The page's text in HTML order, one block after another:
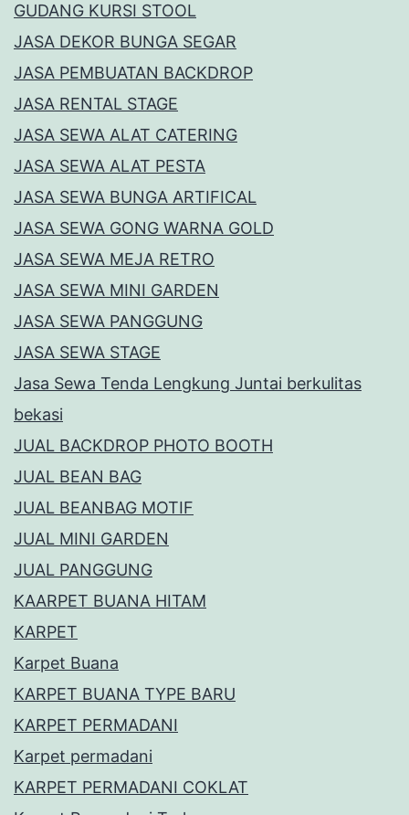
GUDANG KURSI STOOL
JASA DEKOR BUNGA SEGAR
JASA PEMBUATAN BACKDROP
JASA RENTAL STAGE
JASA SEWA ALAT CATERING
JASA SEWA ALAT PESTA
JASA SEWA BUNGA ARTIFICAL
JASA SEWA GONG WARNA GOLD
JASA SEWA MEJA RETRO
JASA SEWA MINI GARDEN
JASA SEWA PANGGUNG
JASA SEWA STAGE
Jasa Sewa Tenda Lengkung Juntai berkulitas
bekasi
JUAL BACKDROP PHOTO BOOTH
JUAL BEAN BAG
JUAL BEANBAG MOTIF
JUAL MINI GARDEN
JUAL PANGGUNG
KAARPET BUANA HITAM
KARPET
Karpet Buana
KARPET BUANA TYPE BARU
KARPET PERMADANI
Karpet permadani
KARPET PERMADANI COKLAT